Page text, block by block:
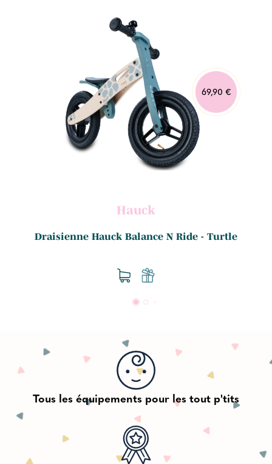
69,90 €
Hauck
Draisienne Hauck Balance N Ride - Turtle
Tous les équipements pour les tout p'tits